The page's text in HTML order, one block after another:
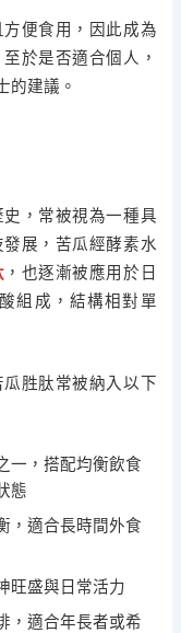
便食用，因此成為
於是否適合個人，
的建議。
，常被視為一種具
展，苦瓜經酵素水
，也逐漸被應用於日
組成，結構相對單
胜肽常被納入以下
一，搭配均衡飲食
態
，適合長時間外食
旺盛與日常活力
，適合年長者或希